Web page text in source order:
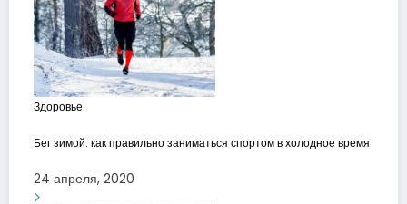
Здоровье
Бег зимой: как правильно заниматься спортом в холодное время
24 апреля, 2020